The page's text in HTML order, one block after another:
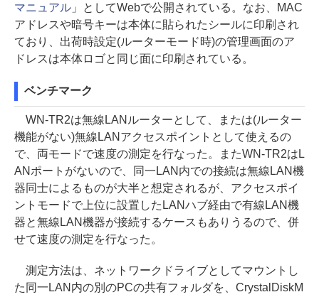
マニュアル」としてWebで公開されている。なお、MAC
アドレスや暗号キーは本体に貼られたシールに印刷され
ており、出荷時設定(ルーターモード時)の管理画面のア
ドレスは本体ロゴと同じ面に印刷されている。
ベンチマーク
WN-TR2は無線LANルーターとして、または(ルーター
機能がない)無線LANアクセスポイントとして使えるの
で、両モードで速度の測定を行なった。またWN-TR2はL
ANポートがないので、同一LAN内での接続は無線LAN機
器同士によるものが大半と想定されるが、アクセスポイ
ントモードで上位に設置したLANハブ経由で有線LAN機
器と無線LAN機器が接続するケースもありうるので、併
せて速度の測定を行なった。
測定方法は、ネットワークドライブとしてマウントし
た同一LAN内の別のPCの共有フォルダを、CrystalDiskM